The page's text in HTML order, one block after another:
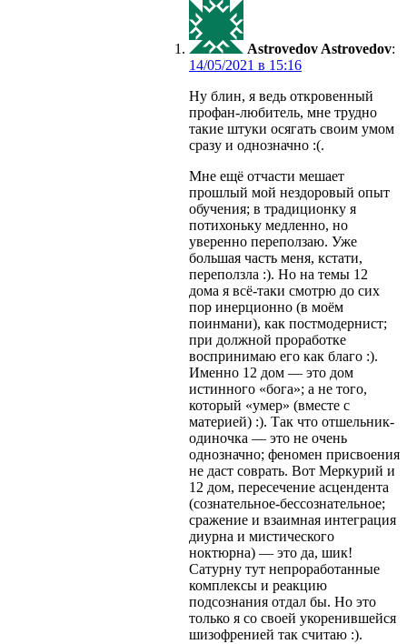
Astrovedov Astrovedov:
в
Ну блин, я ведь откровенный
профан-любитель, мне трудно
такие штуки осягать своим умом
сразу и однозначно :(.
Мне ещё отчасти мешает
прошлый мой нездоровый опыт
обучения; в традиционку я
потихоньку медленно, но
уверенно переползаю. Уже
большая часть меня, кстати,
переползла :). Но на темы 12
дома я всё-таки смотрю до сих
пор инерционно (в моём
поинмани), как постмодернист;
при должной проработке
воспринимаю его как благо :).
Именно 12 дом — это дом
истинного «бога»; а не того,
который «умер» (вместе с
материей) :). Так что отшельник-
одиночка — это не очень
однозначно; феномен присвоения
не даст соврать. Вот Меркурий и
12 дом, пересечение асцендента
(сознательное-бессознательное;
сражение и взаимная интеграция
диурна и мистического
ноктюрна) — это да, шик!
Сатурну тут непроработанные
комплексы и реакцию
подсознания отдал бы. Но это
только я со своей укоренившейся
шизофренией так считаю :).